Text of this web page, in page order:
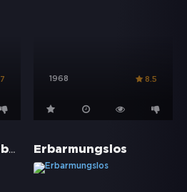
7 1968 8.5
Die glorreichen Sieben Erbarmungslos